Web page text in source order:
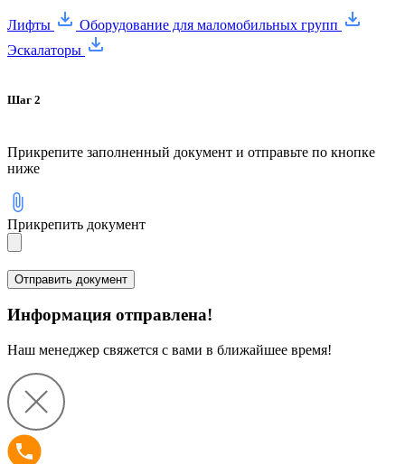
Лифты
Оборудование для маломобильных групп
Эскалаторы
Шаг 2
Прикрепите заполненный документ и отправьте по кнопке
ниже
Прикрепить документ
Информация отправлена!
Наш менеджер свяжется с вами в ближайшее время!